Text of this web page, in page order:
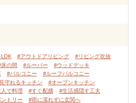
#アウトドアリビング
#リビング吹抜
床の間 #ルーバー
#ウッドデッキ
#バルコニー
#ルーフバルコニー
守れるキッチン
#オープンキッチン
で料理 #すぐ配膳
#生活感隠す工夫
トリー
#雨に濡れずに玄関へ